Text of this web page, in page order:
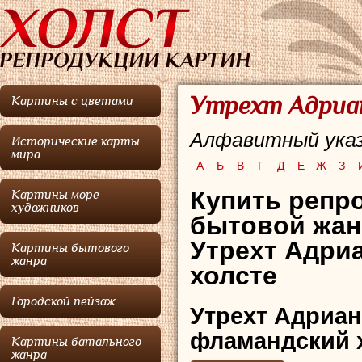
Картины с цветами
Исторические карты
мира
Картины море
художников
Картины бытового
жанра
Городской пейзаж
Картины батального
жанра
Утрехт
Алфавитный
А Б В Г Д Е Ж З
Купить
бытовой
Утрехт
холсте
Утрехт
фламандский